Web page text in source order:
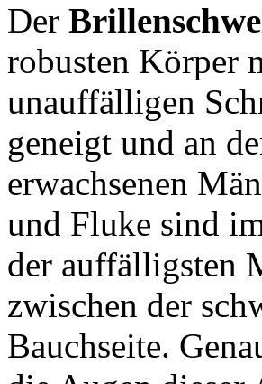
Der
robusten Körper
unauffälligen
geneigt und an
erwachsenen
und Fluke sind
der auffälligsten
zwischen der
Bauchseite.